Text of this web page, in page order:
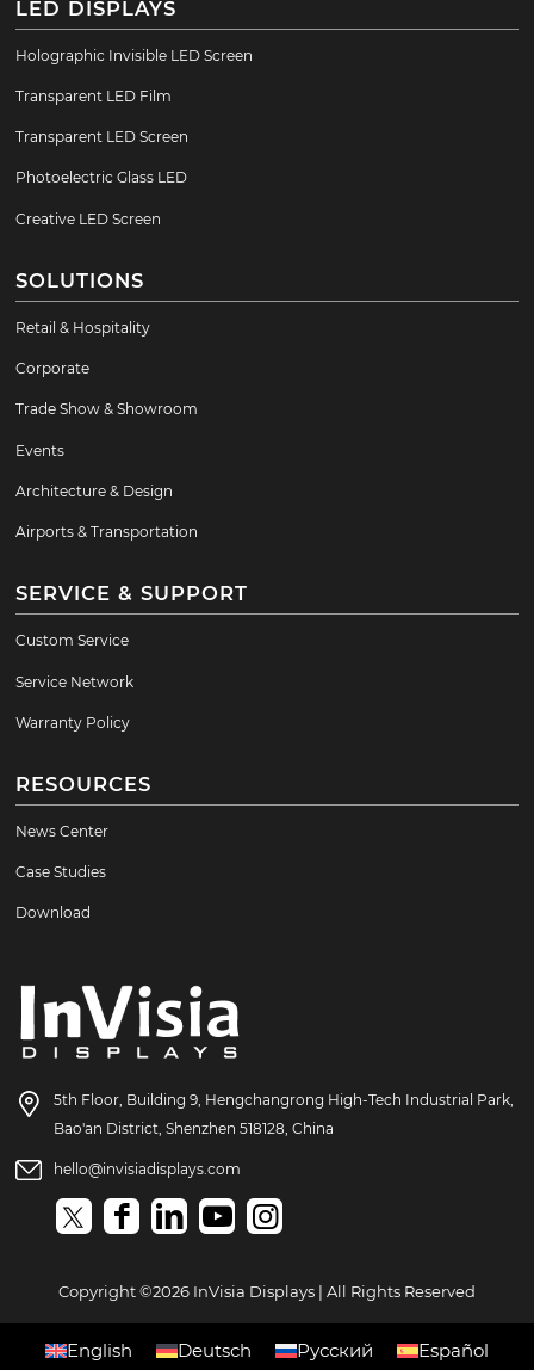
LED DISPLAYS
Holographic Invisible LED Screen
Transparent LED Film
Transparent LED Screen
Photoelectric Glass LED
Creative LED Screen
SOLUTIONS
Retail & Hospitality
Corporate
Trade Show & Showroom
Events
Architecture & Design
Airports & Transportation
SERVICE & SUPPORT
Custom Service
Service Network
Warranty Policy
RESOURCES
News Center
Case Studies
Download
5th Floor, Building 9, Hengchangrong High-Tech Industrial Park,
Bao'an District, Shenzhen 518128, China
hello@invisiadisplays.com
Copyright ©2026 InVisia Displays | All Rights Reserved
English Deutsch Русский Español